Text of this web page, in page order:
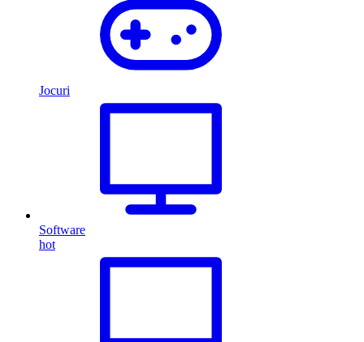
Jocuri
Software
hot